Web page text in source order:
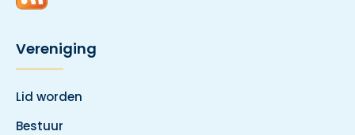
Vereniging
Lid worden
Bestuur